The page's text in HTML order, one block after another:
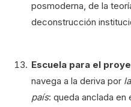
posmoderna, de la
deconstrucción
Escuela para el
navega a la deriva por
país: queda anclada